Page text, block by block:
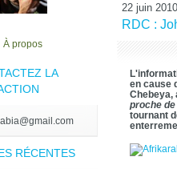
À propos
LA
RÉCENTES
22 juin 2010
RDC :
en cause
Chebeya,
proche
tournant